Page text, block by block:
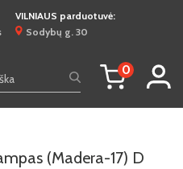
VILNIAUS parduotuvė:
Sodybų g. 30
0
(Madera-17) D